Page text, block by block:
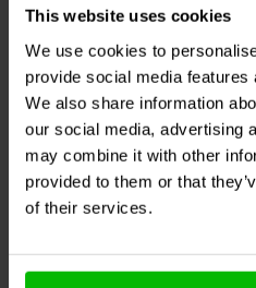
This website uses cookies
We use cookies to
provide social media
We also share information
our social media, advertising
may combine it with other
provided to them or that
of their services.
2" | 8 Ω
Scan-SpeakDiscovery
5F/8422T01
Breitbandlautsprecher
7
klantbeoordelingen
Vergleichen
10+ Auf Lager